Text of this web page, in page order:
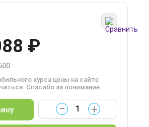
₽
курса цены на сайте
Спасибо за понимание.
− +